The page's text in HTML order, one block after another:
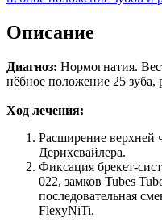
Описание
Диагноз: Нормогнатия.
нёбное положение 25 зуба,
Ход лечения:
Расширение верхней
Дерихсвайлера.
Фиксация брекет-
022, замков Tubes
последовательная
FlexyNiTi.